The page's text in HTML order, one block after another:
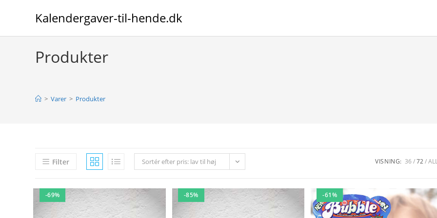
Kalendergaver-til-hende.dk
Produkter
> Varer > Produkter
Filter Sortér efter pris: lav til høj VISNING: 36 72
-69% -85% -61%